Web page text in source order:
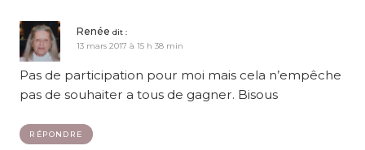
Renée dit :
13 mars 2017 à 15 h 38 min
Pas de participation pour moi mais cela n’empêche
pas de souhaiter a tous de gagner. Bisous
RÉPONDRE